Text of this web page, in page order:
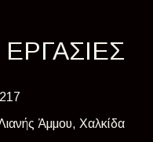
Άμμου, Χαλκίδα